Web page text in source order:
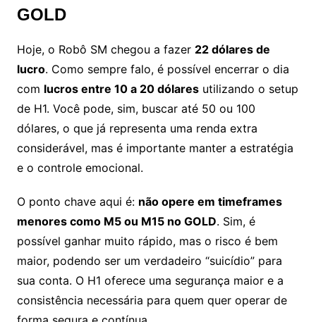
GOLD
Hoje, o Robô SM chegou a fazer 22 dólares de
lucro. Como sempre falo, é possível encerrar o dia
com lucros entre 10 a 20 dólaresutilizando o setup
de H1. Você pode, sim, buscar até 50 ou 100
dólares, o que já representa uma renda extra
considerável, mas é importante manter a estratégia
e o controle emocional.
O ponto chave aqui é: não opere em timeframes
menores como M5 ou M15 no GOLD. Sim, é
possível ganhar muito rápido, mas o risco é bem
maior, podendo ser um verdadeiro “suicídio” para
sua conta. O H1 oferece uma segurança maior e a
consistência necessária para quem quer operar de